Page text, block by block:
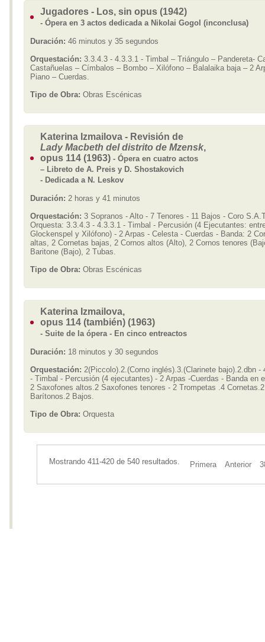
Jugadores - Los, sin opus (1942)
- Ópera en 3 actos dedicada a Nikolai Gogol (inconclusa)
Duración: 46 minutos y 35 segundos
Orquestación: 3.3.4.3 - 4.3.3.1 - Timbal – Triángulo – Pandereta-
Castañuelas – Címbalos – Bombo – Xilófono – Balalaika baja – 2
Piano – Cuerdas.
Tipo de Obra: Obras Escénicas
Katerina Izmailova - Revisión de
Lady Macbeth del distrito de Mzensk,
opus 114 (1963) - Ópera en cuatro actos
– Libreto de A. Preis y D. Shostakovich
- Dedicada a N. Leskov
Duración: 2 horas y 41 minutos
Orquestación: 3 Sopranos - Alto - 7 Tenores - 11 Bajos - Coro
Orquesta: 3.3.4.3 - 4.3.3.1 - Timbal - Percusión (4 Ejecutantes:
Glockenspel y Xilófono) - 2 Arpas - Celesta - Cuerdas - Banda: 2
altas, 2 Cornetas bajas, 2 Cornos altos (Alto), 2 Cornos tenores
Baritone (Bajo), 2 Tubas.
Tipo de Obra: Obras Escénicas
Katerina Izmailova,
opus 114 (también) (1963)
- Suite de la ópera - En cinco entreactos
Duración: 18 minutos y 30 segundos
Orquestación: 2(Piccolo).2.(Corno inglés).3.(Clarinete bajo).2.dbn -
- Timbal - Percusión (4 ejecutantes) - 2 Arpas -Cuerdas - Banda en
2 Saxofones altos.2 Saxofones tenores - 2 Trompetas .4 Cornetas.2
Barítonos.2 Bajos.
Tipo de Obra: Orquesta
Mostrando 411-420 de 540 resultados. Primera Anterior